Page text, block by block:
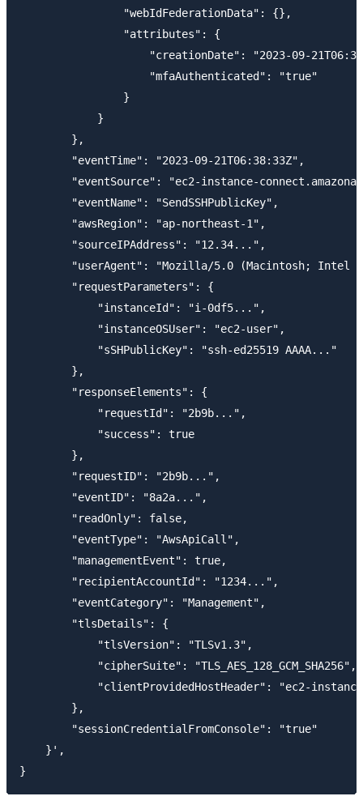
                "webIdFederationData": {},
                "attributes": {
"creationDate": "2023-09-
                    "mfaAuthenticated": "true"
                }
            }
        },
        "eventTime": "2023-09-21T06:38:33Z",
"eventSource": "ec2-instance-
        "eventName": "SendSSHPublicKey",
        "awsRegion": "ap-northeast-1",
        "sourceIPAddress": "12.34...",
"userAgent": "Mozilla/5.0 (Macintosh; Intel
        "requestParameters": {
            "instanceId": "i-0df5...",
            "instanceOSUser": "ec2-user",
            "sSHPublicKey": "ssh-ed25519 AAAA..."
        },
        "responseElements": {
            "requestId": "2b9b...",
            "success": true
        },
        "requestID": "2b9b...",
        "eventID": "8a2a...",
        "readOnly": false,
        "eventType": "AwsApiCall",
        "managementEvent": true,
        "recipientAccountId": "1234...",
        "eventCategory": "Management",
        "tlsDetails": {
            "tlsVersion": "TLSv1.3",
            "cipherSuite": "TLS_AES_128_GCM_SHA256",
"clientProvidedHostHeader": "ec2-
        },
        "sessionCredentialFromConsole": "true"
    }',